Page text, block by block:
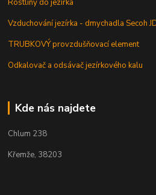
Rostliny do jezírka
Vzduchování jezírka - dmychadla Secoh
TRUBKOVÝ provzdušňovací element
Odkalovač a odsávač jezírkového kalu
Kde nás najdete
Chlum 238
Křemže, 38203